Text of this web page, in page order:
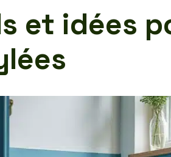
et idées